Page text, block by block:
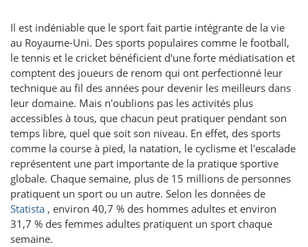
Il est indéniable que le sport fait partie intégrante de la vie
au Royaume-Uni. Des sports populaires comme le football,
le tennis et le cricket bénéficient d'une forte médiatisation et
comptent des joueurs de renom qui ont perfectionné leur
technique au fil des années pour devenir les meilleurs dans
leur domaine. Mais n'oublions pas les activités plus
accessibles à tous, que chacun peut pratiquer pendant son
temps libre, quel que soit son niveau. En effet, des sports
comme la course à pied, la natation, le cyclisme et l'escalade
représentent une part importante de la pratique sportive
globale. Chaque semaine, plus de 15 millions de personnes
pratiquent un sport ou un autre. Selon les données de
Statista , environ 40,7 % des hommes adultes et environ
31,7 % des femmes adultes pratiquent un sport chaque
semaine.